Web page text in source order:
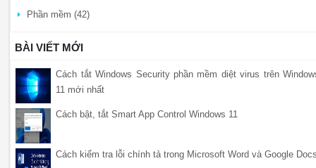
Phần mềm (42)
BÀI VIẾT MỚI
Cách tắt Windows Security phần mềm diệt virus trên
11 mới nhất
Cách bật, tắt Smart App Control Windows 11
Cách kiểm tra lỗi chính tả trong Microsoft Word và Google